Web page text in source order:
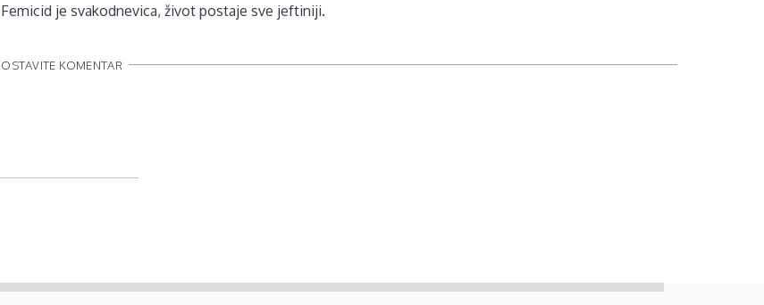
Femicid je svakodnevica, život postaje sve jeftiniji.
OSTAVITE KOMENTAR